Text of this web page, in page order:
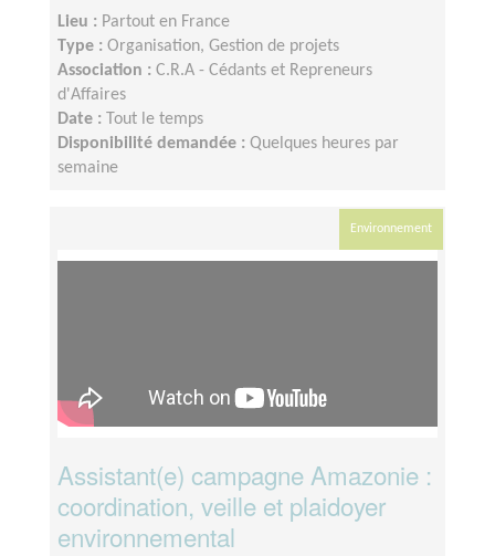
Lieu : Partout en France
Type : Organisation, Gestion de projets
Association : C.R.A - Cédants et Repreneurs
d'Affaires
Date :
Tout le temps
Disponibilité demandée : Quelques heures par
semaine
Environnement
Assistant(e) campagne Amazonie :
coordination, veille et plaidoyer
environnemental